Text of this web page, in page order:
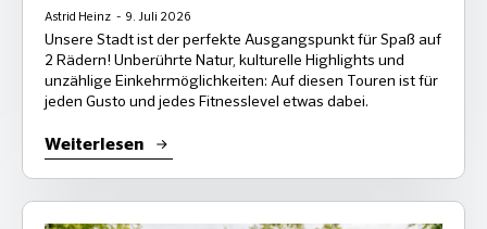
Astrid Heinz 9. Juli 2026
Unsere Stadt ist der perfekte Ausgangspunkt für Spaß auf
2 Rädern! Unberührte Natur, kulturelle Highlights und
unzählige Einkehrmöglichkeiten: Auf diesen Touren ist für
jeden Gusto und jedes Fitnesslevel etwas dabei.
Weiterlesen